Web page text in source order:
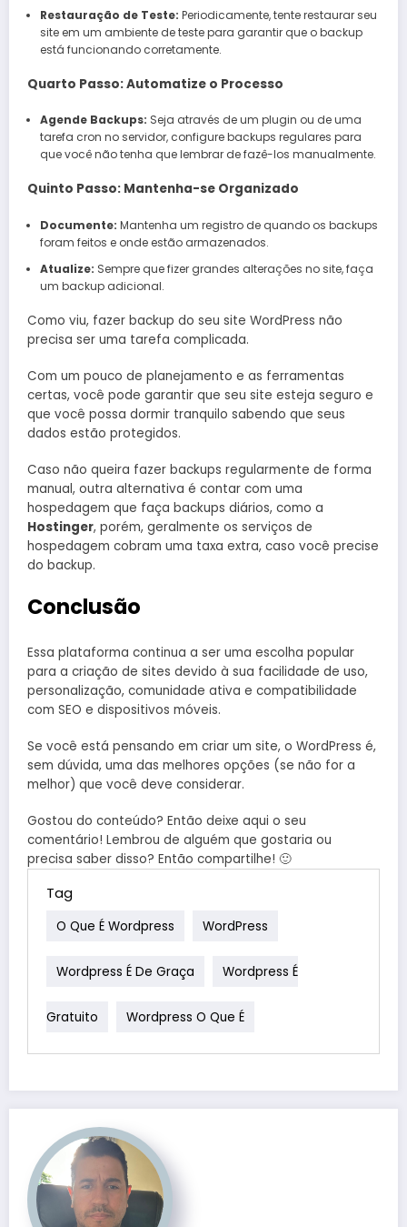
Restauração de Teste: Periodicamente, tente restaurar seu
site em um ambiente de teste para garantir que o backup
está funcionando corretamente.
Quarto Passo: Automatize o Processo
Agende Backups: Seja através de um plugin ou de uma
tarefa cron no servidor, configure backups regulares para
que você não tenha que lembrar de fazê-los manualmente.
Quinto Passo: Mantenha-se Organizado
Documente: Mantenha um registro de quando os backups
foram feitos e onde estão armazenados.
Atualize: Sempre que fizer grandes alterações no site, faça
um backup adicional.
Como viu, fazer backup do seu site WordPress não
precisa ser uma tarefa complicada.
Com um pouco de planejamento e as ferramentas
certas, você pode garantir que seu site esteja seguro e
que você possa dormir tranquilo sabendo que seus
dados estão protegidos.
Caso não queira fazer backups regularmente de forma
manual, outra alternativa é contar com uma
hospedagem que faça backups diários, como a
Hostinger, porém, geralmente os serviços de
hospedagem cobram uma taxa extra, caso você precise
do backup.
Conclusão
Essa plataforma continua a ser uma escolha popular
para a criação de sites devido à sua facilidade de uso,
personalização, comunidade ativa e compatibilidade
com SEO e dispositivos móveis.
Se você está pensando em criar um site, o WordPress é,
sem dúvida, uma das melhores opções (se não for a
melhor) que você deve considerar.
Gostou do conteúdo? Então deixe aqui o seu
comentário! Lembrou de alguém que gostaria ou
precisa saber disso? Então compartilhe! 🙂
Tag
O Que É Wordpress WordPress
Wordpress É De Graça Wordpress É
Gratuito Wordpress O Que É